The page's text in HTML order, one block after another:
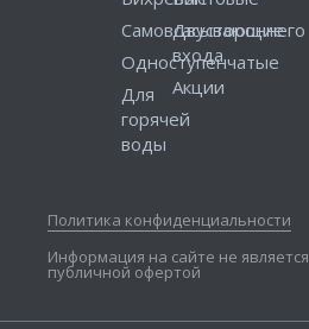
Самовсасывающие
Одноступенчатые
Для
горячей
воды
Двустороннего
входа
Акции
Политика конфиденциальности
Информация на сайте не является
публичной офертой